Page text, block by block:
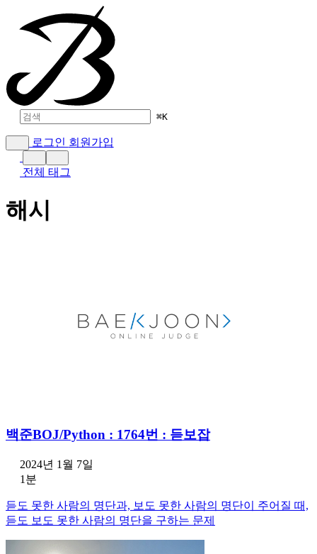
⌘K
로그인 회원가입
전체 태그
해시
백준BOJ/Python : 1764번 : 듣보잡
2024년 1월 7일
1분
듣도 못한 사람의 명단과, 보도 못한 사람의 명단이 주어질 때,
듣도 보도 못한 사람의 명단을 구하는 문제